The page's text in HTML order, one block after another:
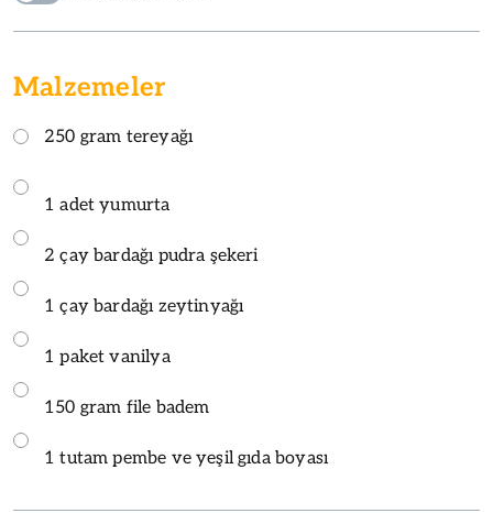
Malzemeler
250 gram tereyağı
1 adet yumurta
2 çay bardağı pudra şekeri
1 çay bardağı zeytinyağı
1 paket vanilya
150 gram file badem
1 tutam pembe ve yeşil gıda boyası